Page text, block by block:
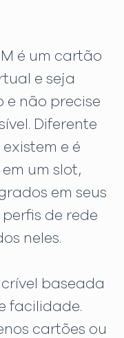
é um cartão
e seja
e não precise
Diferente
e é
um slot,
em seus
de rede
neles.
baseada
facilidade.
cartões ou